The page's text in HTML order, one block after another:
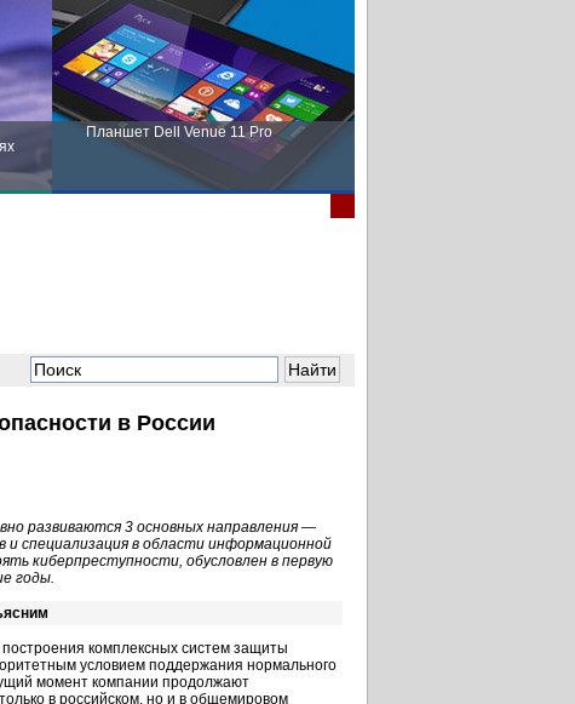
Планшет Dell Venue 11 Pro
в России
развиваются 3 основных направления —
и специализация в области информационной
киберпреступности, обусловлен в первую
годы.
комплексных систем защиты
условием поддержания нормального
момент компании продолжают
в российском, но и в общемировом